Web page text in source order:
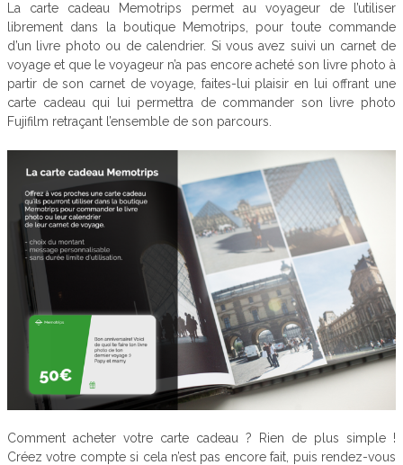
La carte cadeau Memotrips permet au voyageur de l’utiliser
librement dans la boutique Memotrips, pour toute commande
d’un livre photo ou de calendrier. Si vous avez suivi un carnet de
voyage et que le voyageur n’a pas encore acheté son livre photo à
partir de son carnet de voyage, faites-lui plaisir en lui offrant une
carte cadeau qui lui permettra de commander son livre photo
Fujifilm retraçant l’ensemble de son parcours.
Comment acheter votre carte cadeau ? Rien de plus simple !
Créez votre compte si cela n’est pas encore fait, puis rendez-vous